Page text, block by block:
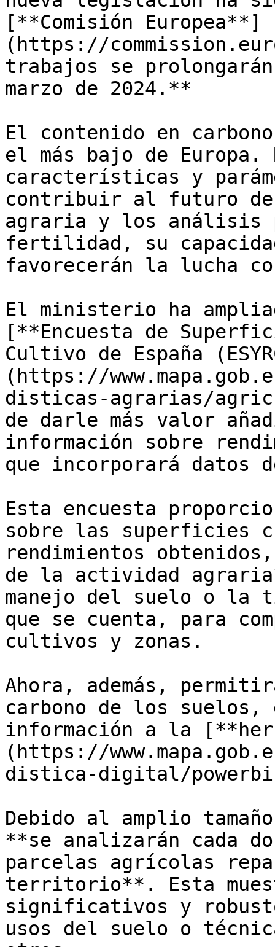
[**Comisión Europea**]
(https://
trabajos se
marzo de 2024.**
El contenido en
el más bajo de Europa.
características y
contribuir al futuro
agraria y los análisis
fertilidad, su
favorecerán la lucha
El ministerio ha
[**Encuesta de
Cultivo de España
(https://
disticas-agrarias/
de darle más valor
información sobre
que incorporará
Esta encuesta
sobre las superficies
rendimientos
de la actividad
manejo del suelo o la
que se cuenta, para
cultivos y zonas.
Ahora, además,
carbono de los
información a la
(https://
distica-digital/
Debido al amplio
**se analizarán cada
parcelas agrícolas
territorio**. Esta
significativos y
usos del suelo o